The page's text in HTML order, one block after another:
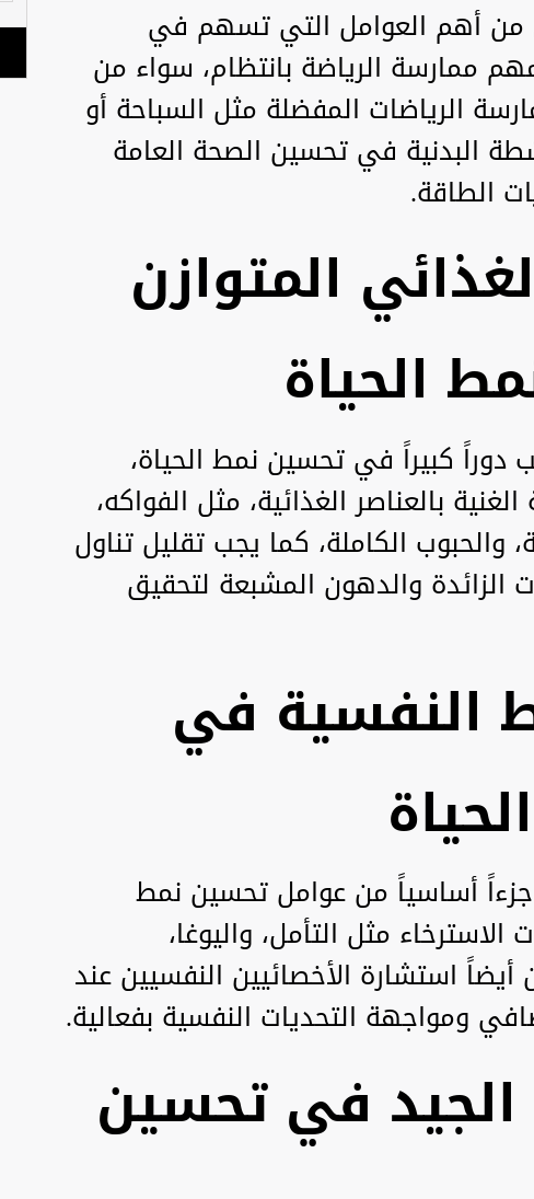
من أهم العوامل التي تسهم في
ممارسة الرياضة بانتظام، سواء من
الرياضات المفضلة مثل السباحة أو
البدنية في تحسين الصحة العامة
الطاقة.
المتوازن
الحياة
دوراً كبيراً في تحسين نمط الحياة،
بالعناصر الغذائية، مثل الفواكه،
والحبوب الكاملة، كما يجب تقليل تناول
الزائدة والدهون المشبعة لتحقيق
النفسية في
أساسياً من عوامل تحسين نمط
مثل التأمل، واليوغا،
استشارة الأخصائيين النفسيين عند
ومواجهة التحديات النفسية بفعالية.
الجيد في تحسين